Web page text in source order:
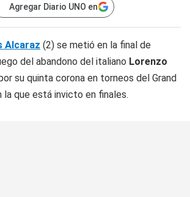
Agregar Diario UNO en
Alcaraz (2) se metió en la final de
del abandono del italiano Lorenzo
su quinta corona en torneos del Grand
la que está invicto en finales.